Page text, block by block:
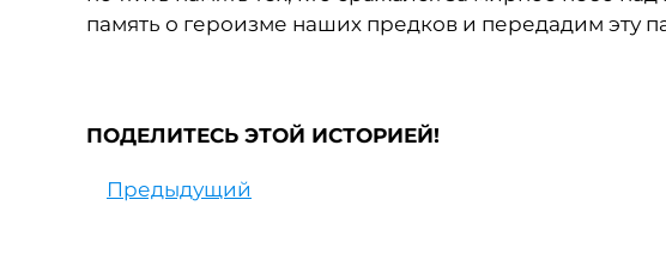
память о героизме наших предков и передадим эту
ПОДЕЛИТЕСЬ ЭТОЙ ИСТОРИЕЙ!
Предыдущий